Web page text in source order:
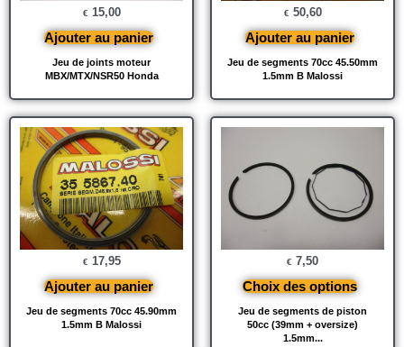
Jeu de joints moteur
MBX/MTX/NSR50 Honda
€ 15,00
Ajouter au panier
Jeu de segments 70cc 45.50mm
1.5mm B Malossi
€ 50,60
Ajouter au panier
Jeu de segments 70cc 45.90mm
1.5mm B Malossi
€ 17,95
Ajouter au panier
Jeu de segments de piston
50cc (39mm + oversize)
1.5mm...
€ 7,50
Choix des options